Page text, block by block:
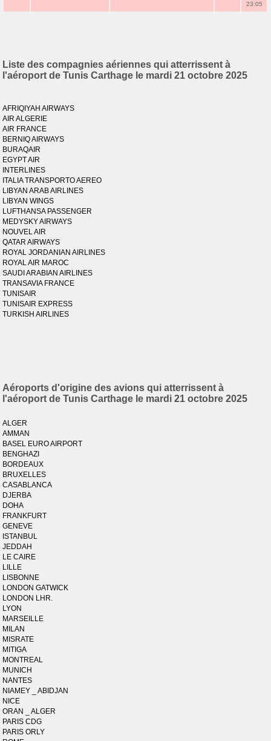
23:05
Liste des compagnies aériennes qui atterrissent à
l'aéroport de Tunis Carthage le mardi 21 octobre 2025
AFRIQIYAH AIRWAYS
AIR ALGERIE
AIR FRANCE
BERNIQ AIRWAYS
BURAQAIR
EGYPT AIR
INTERLINES
ITALIA TRANSPORTO AEREO
LIBYAN ARAB AIRLINES
LIBYAN WINGS
LUFTHANSA PASSENGER
MEDYSKY AIRWAYS
NOUVEL AIR
QATAR AIRWAYS
ROYAL JORDANIAN AIRLINES
ROYAL AIR MAROC
SAUDI ARABIAN AIRLINES
TRANSAVIA FRANCE
TUNISAIR
TUNISAIR EXPRESS
TURKISH AIRLINES
Aéroports d'origine des avions qui atterrissent à
l'aéroport de Tunis Carthage le mardi 21 octobre 2025
ALGER
AMMAN
BASEL EURO AIRPORT
BENGHAZI
BORDEAUX
BRUXELLES
CASABLANCA
DJERBA
DOHA
FRANKFURT
GENEVE
ISTANBUL
JEDDAH
LE CAIRE
LILLE
LISBONNE
LONDON GATWICK
LONDON LHR.
LYON
MARSEILLE
MILAN
MISRATE
MITIGA
MONTREAL
MUNICH
NANTES
NIAMEY _ ABIDJAN
NICE
ORAN _ ALGER
PARIS CDG
PARIS ORLY